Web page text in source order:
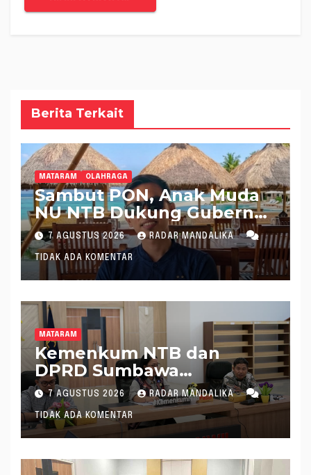
Berita Terkait
MATARAM OLAHRAGA
Sambut PON, Anak Muda
NU NTB Dukung Gubernur
Pimpin KONI NTB
7 AGUSTUS 2026 RADAR MANDALIKA
TIDAK ADA KOMENTAR
MATARAM
Kemenkum NTB dan
DPRD Sumbawa
Mantapkan Rencana
Pembentukan 8 Raperda
Inisiatif
7 AGUSTUS 2026 RADAR MANDALIKA
TIDAK ADA KOMENTAR